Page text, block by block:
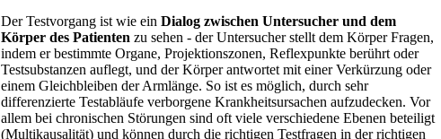
Der Testvorgang ist wie ein Dialog zwischen Untersucher und dem
Körper des Patienten zu sehen - der Untersucher stellt dem Körper Fragen,
indem er bestimmte Organe, Projektionszonen, Reflexpunkte berührt oder
Testsubstanzen auflegt, und der Körper antwortet mit einer Verkürzung oder
einem Gleichbleiben der Armlänge. So ist es möglich, durch sehr
differenzierte Testabläufe verborgene Krankheitsursachen aufzudecken. Vor
allem bei chronischen Störungen sind oft viele verschiedene Ebenen beteiligt
(Multikausalität) und können durch die richtigen Testfragen in der richtigen